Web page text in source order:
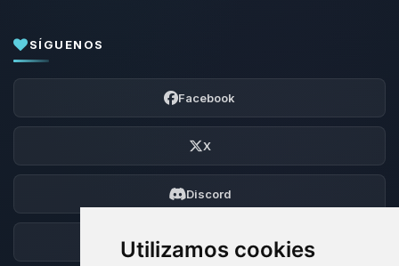
Utilizamos cookies
SÍGUENOS
Facebook
X
Discord
Foro